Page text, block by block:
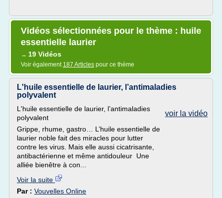
Vidéos sélectionnées pour le thème : huile
essentielle laurier
→ 19 Vidéos
Voir également 187 Articles pour ce thème
L'huile essentielle de laurier, l’antimaladies
polyvalent
voir la vidéo
L'huile essentielle de laurier, l’antimaladies
polyvalent
Grippe, rhume, gastro… L’huile essentielle de
laurier noble fait des miracles pour lutter
contre les virus. Mais elle aussi cicatrisante,
antibactérienne et même antidouleur Une
alliée bienêtre à con...
Voir la suite
Par : Vouvelles Online